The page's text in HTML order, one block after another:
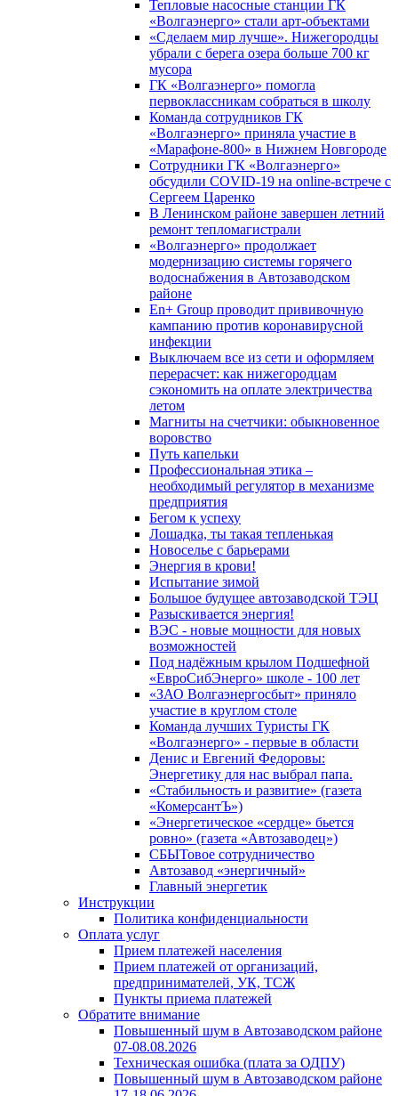
Тепловые насосные станции ГК
«Волгаэнерго» стали арт-объектами
«Сделаем мир лучше». Нижегородцы
убрали с берега озера больше 700 кг
мусора
ГК «Волгаэнерго» помогла
первоклассникам собраться в школу
Команда сотрудников ГК
«Волгаэнерго» приняла участие в
«Марафоне-800» в Нижнем Новгороде
Сотрудники ГК «Волгаэнерго»
обсудили COVID-19 на online-встрече с
Сергеем Царенко
В Ленинском районе завершен летний
ремонт тепломагистрали
«Волгаэнерго» продолжает
модернизацию системы горячего
водоснабжения в Автозаводском
районе
En+ Group проводит прививочную
кампанию против коронавирусной
инфекции
Выключаем все из сети и оформляем
перерасчет: как нижегородцам
сэкономить на оплате электричества
летом
Магниты на счетчики: обыкновенное
воровство
Путь капельки
Профессиональная этика –
необходимый регулятор в механизме
предприятия
Бегом к успеху
Лошадка, ты такая тепленькая
Новоселье с барьерами
Энергия в крови!
Испытание зимой
Большое будущее автозаводской ТЭЦ
Разыскивается энергия!
ВЭС - новые мощности для новых
возможностей
Под надёжным крылом Подшефной
«ЕвроСибЭнерго» школе - 100 лет
«ЗАО Волгаэнергосбыт» приняло
участие в круглом столе
Команда лучших Туристы ГК
«Волгаэнерго» - первые в области
Денис и Евгений Федоровы:
Энергетику для нас выбрал папа.
«Стабильность и развитие» (газета
«КомерсантЪ»)
«Энергетическое «сердце» бьется
ровно» (газета «Автозаводец»)
СБЫТовое сотрудничество
Автозавод «энергичный»
Главный энергетик
Инструкции
Политика конфиденциальности
Оплата услуг
Прием платежей населения
Прием платежей от организаций,
предпринимателей, УК, ТСЖ
Пункты приема платежей
Обратите внимание
Повышенный шум в Автозаводском районе
07-08.08.2026
Техническая ошибка (плата за ОДПУ)
Повышенный шум в Автозаводском районе